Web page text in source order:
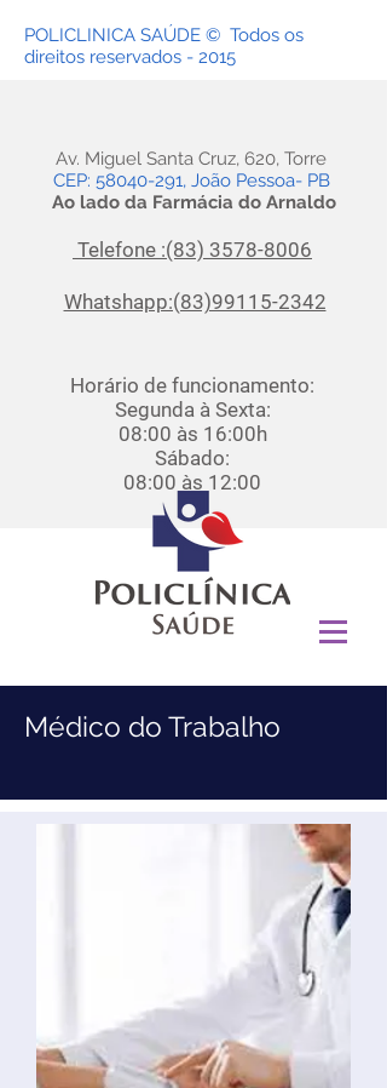
POLICLINICA SAÚDE © Todos os
direitos reservados - 2015
Av. Miguel Santa Cruz, 620, Torre
CEP: 58040-291, João Pessoa- PB
Ao lado da Farmácia do Arnaldo
Telefone :(83) 3578-8006
Whatshapp:(83)99115-2342
Horário de funcionamento:
Segunda à Sexta:
08:00 às 16:00h
Sábado:
08:00 às 12:00
Médico do Trabalho